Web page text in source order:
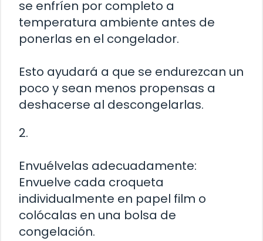
se enfríen por completo a
temperatura ambiente antes de
ponerlas en el congelador.
Esto ayudará a que se endurezcan un
poco y sean menos propensas a
deshacerse al descongelarlas.
2.
Envuélvelas adecuadamente:
Envuelve cada croqueta
individualmente en papel film o
colócalas en una bolsa de
congelación.